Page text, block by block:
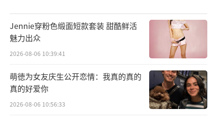
Jennie穿粉色缎面短款套装 甜酷鲜活
魅力出众
2026-08-06 10:39:41
萌徳为女友庆生公开恋情：我真的真的
真的好爱你
2026-08-06 10:56:33